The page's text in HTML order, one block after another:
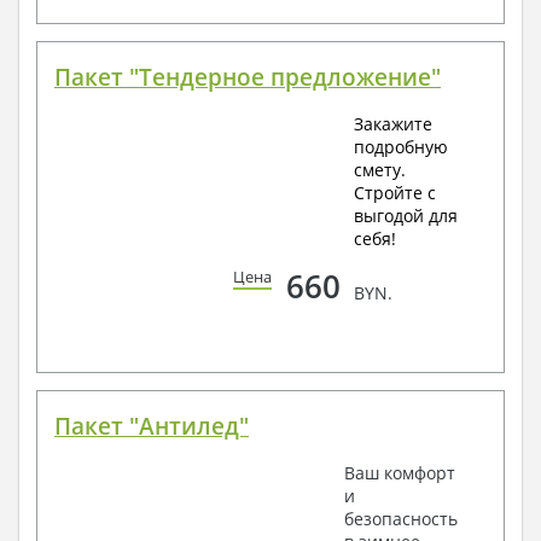
Пакет "Тендерное предложение"
Закажите
подробную
смету.
Стройте с
выгодой для
себя!
Цена 660 BYN.
Пакет "Антилед"
Ваш комфорт
и
безопасность